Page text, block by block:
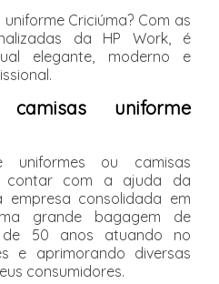
Criciúma? Com as
da HP Work, é
elegante, moderno e
uniforme
ou camisas
contar com a ajuda da
empresa consolidada em
grande bagagem de
de 50 anos atuando no
e aprimorando diversas
consumidores.